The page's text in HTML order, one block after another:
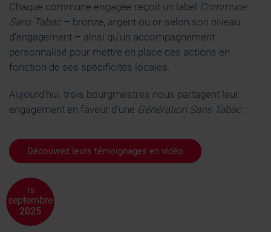
Chaque commune engagée reçoit un label Commune
Sans Tabac– bronze, argent ou or selon son niveau
d’engagement – ainsi qu’un accompagnement
personnalisé pour mettre en place ces actions en
fonction de ses spécificités locales.
Aujourd’hui, trois bourgmestres nous partagent leur
engagement en faveur d’une Génération Sans Tabac:
Découvrez leurs témoignages en vidéo
15
septembre
2025